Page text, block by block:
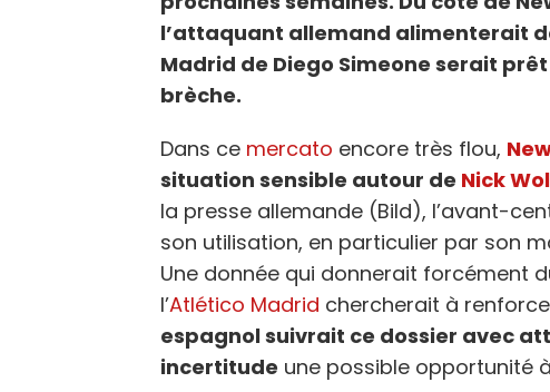
l’attaquant allemand alimenterait
Madrid de Diego Simeone serait
brèche.
Dans ce mercato encore très flou,
situation sensible autour de Nick
la presse allemande (Bild), l’avant-
son utilisation, en particulier par son
Une donnée qui donnerait forcément
l’Atlético Madrid chercherait à
espagnol suivrait ce dossier avec
incertitude une possible opportunité